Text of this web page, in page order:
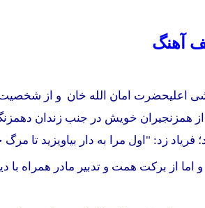
آهنگ
امان الله ، با تنی چند از همزنجیران خویش در جنب
زد: "اول مرا به دار بیاویزید تا مرگ
از برکت همت و تدبیر مادر همراه با